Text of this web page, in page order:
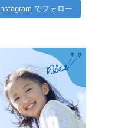
Instagram でフォロー